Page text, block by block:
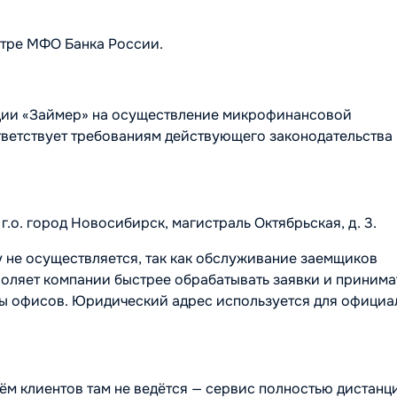
МФО Банка России.
«Займер» на осуществление микрофинансовой
требованиям действующего законодательства
город Новосибирск, магистраль Октябрьская, д. 3.
осуществляется, так как обслуживание заемщиков
компании быстрее обрабатывать заявки и
офисов. Юридический адрес используется для
там не ведётся — сервис полностью